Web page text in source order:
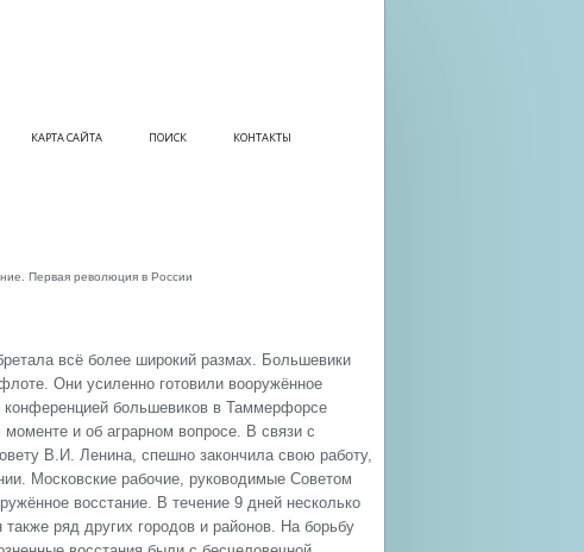
КАРТА САЙТА ПОИСК КОНТАКТЫ
Первая революция в России
всё более широкий размах. Большевики
Они усиленно готовили вооружённое
конференцией большевиков в Таммерфорсе
и об аграрном вопросе. В связи с
В.И. Ленина, спешно закончила свою работу,
Московские рабочие, руководимые Советом
восстание. В течение 9 дней несколько
ряд других городов и районов. На борьбу